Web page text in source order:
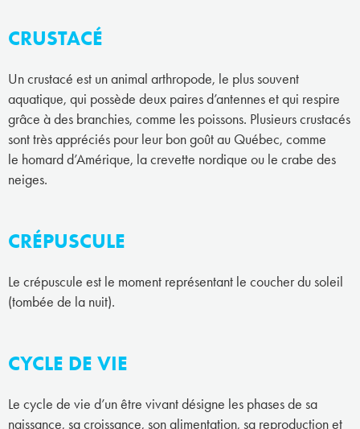
CRUSTACÉ
Un crustacé est un animal arthropode, le plus souvent
aquatique, qui possède deux paires d’antennes et qui respire
grâce à des branchies, comme les poissons. Plusieurs crustacés
sont très appréciés pour leur bon goût au Québec, comme
le homard d’Amérique, la crevette nordique ou le crabe des
neiges.
CRÉPUSCULE
Le crépuscule est le moment représentant le coucher du soleil
(tombée de la nuit).
CYCLE DE VIE
Le cycle de vie d’un être vivant désigne les phases de sa
naissance, sa croissance, son alimentation, sa reproduction et